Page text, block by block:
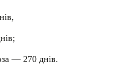
— 270 днів.